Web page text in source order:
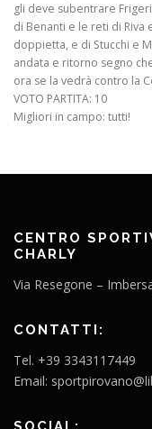
gli deve subentrare
di Benanti e le reti di
doppietta, e di Stucchi e
andata e ritorno segno
ora se la vedrà contro la
VOTO PARTITA: 10
Migliori in campo: tutti!
CENTRO
CHARLY
Via Resegone –
CONTATTI:
Tel. +39 3343117449
Email: